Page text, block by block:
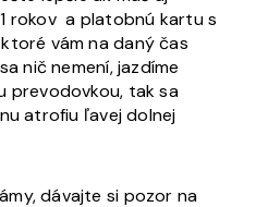
rokov a platobnú kartu s
vám na daný čas
nič nemení, jazdíme
prevodovkou, tak sa
atrofiu ľavej dolnej
dávajte si pozor na